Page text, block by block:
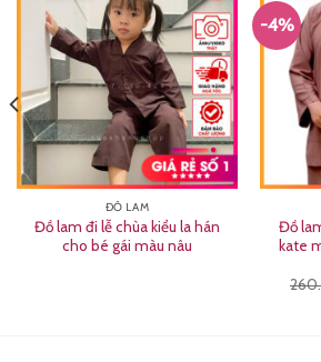
ĐỒ LAM
Đồ lam đi lễ chùa kiểu la hán
cho bé gái màu nâu
-4%
Đồ
kate